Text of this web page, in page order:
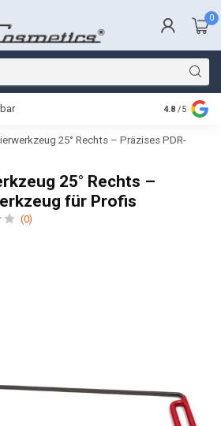
0
Schnelle
4.8 /5
25° Rechts – Präzises PDR-
25° Rechts –
für Profis
(0)